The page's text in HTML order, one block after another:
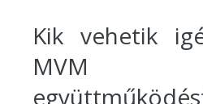
Kik vehetik
MVM